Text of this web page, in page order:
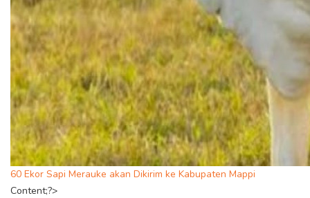
60 Ekor Sapi Merauke akan Dikirim ke Kabupaten Mappi
Content;?>